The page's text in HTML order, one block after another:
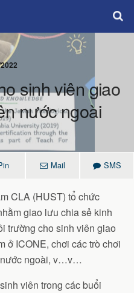
sinh viên giao
nước ngoài
Mail SMS
CLA (HUST) tổ chức
giao lưu chia sẻ kinh
trường cho sinh viên giao
ở ICONE, chơi các trò chơi
nước ngoài, v…v…
viên trong các buổi